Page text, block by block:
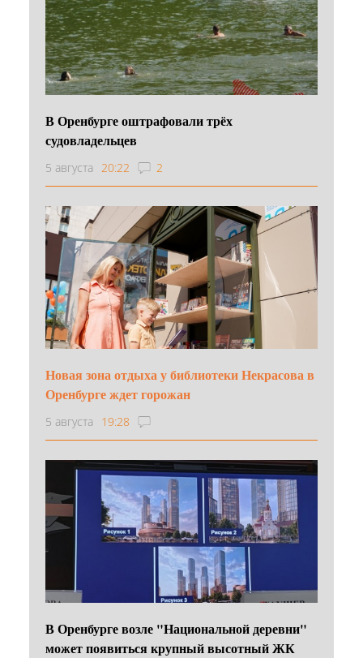
В Оренбурге оштрафовали трёх
судовладельцев
5 августа 20:22 2
Новая зона отдыха у библиотеки Некрасова в
Оренбурге ждет горожан
5 августа 19:28
В Оренбурге возле "Национальной деревни"
может появиться крупный высотный ЖК